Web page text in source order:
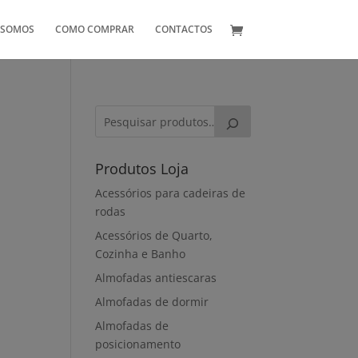
COMO COMPRAR CONTACTOS
Produtos Loja
Acessórios para cadeiras de
rodas
Acessórios de Quarto,
Cozinha e Banho
Almofadas antiescaras
Almofadas de dormir
Almofadas de
posicionamento